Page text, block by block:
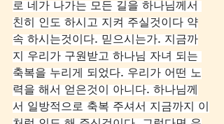
로 네가 나가는 모든 길을 하나님께서
친히 인도 하시고 지켜 주실것이다 약
속 하시는것이다. 믿으시는가. 지금까
지 우리가 구원받고 하나님 자녀 되는
축복을 누리게 되었다. 우리가 어떤 노
력을 해서 얻은것이 아니다. 하나님께
서 일방적으로 축복 주셔서 지금까지 이